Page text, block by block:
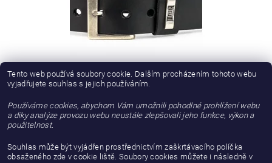
PÁNSKÝ OPASEK MAYURA 1539 BN BOX NEGRO
od2 490 Kč
DALŠÍ PRODUKTY
Tento web používá soubory cookie. Dalším procházením tohoto webu
vyjadřujete souhlas s jejich používáním.
Používáme cookies, abychom Vám umožnili pohodlné prohlížení webu
a díky analýze provozu webu neustále zlepšovali jeho funkce, výkon a
použitelnost.
Souhlas může být vyjádřen prostřednictvím zaškrtávacího políčka
obsaženého zde v cookie liště. Soubory cookies můžete i následně v